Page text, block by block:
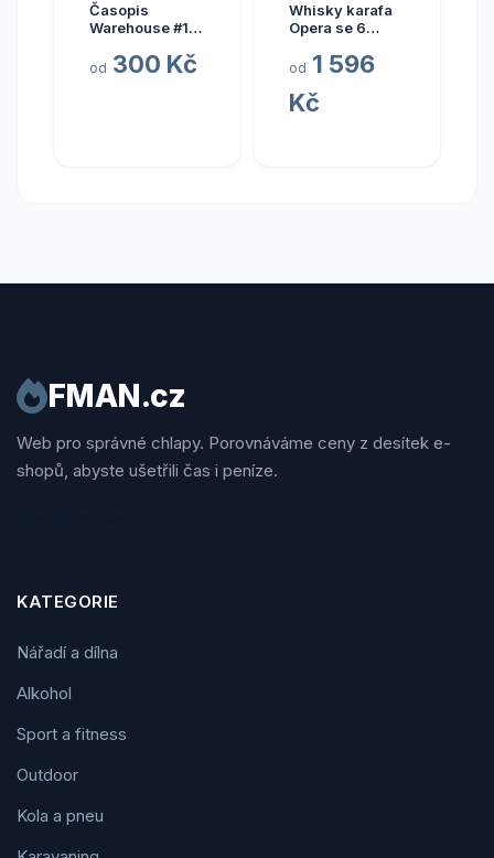
Časopis
Warehouse #1
od 300 Kč
Whisky karafa
Opera se 6
2,55l
od 1 596
Kč
FMAN.cz
Web pro správné chlapy. Porovnáváme ceny z desítek e-
shopů, abyste ušetřili čas i peníze.
KATEGORIE
Nářadí a dílna
Alkohol
Sport a fitness
Outdoor
Kola a pneu